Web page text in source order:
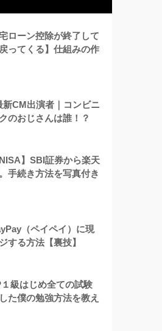
ローン控除が終了して
ってくる】仕組みの作
新CM出演者｜コンビニ
のおじさんは誰！？
NISA】SBI証券から楽天
手続き方法を写真付き
（ペイペイ）に現
する方法【裏技】
１級はじめ全ての試験
た僕の勉強方法を教え